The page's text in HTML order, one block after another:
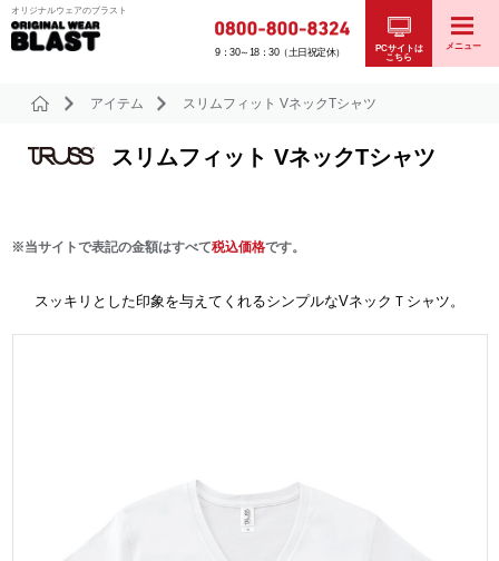
オリジナルウェアのブラスト
9：30～18：30（土日祝定休）
PCサイトは
こちら
メニュー
アイテム スリムフィット VネックTシャツ
スリムフィット VネックTシャツ
※当サイトで表記の金額はすべて税込価格です。
スッキリとした印象を与えてくれるシンプルなVネックＴシャツ。